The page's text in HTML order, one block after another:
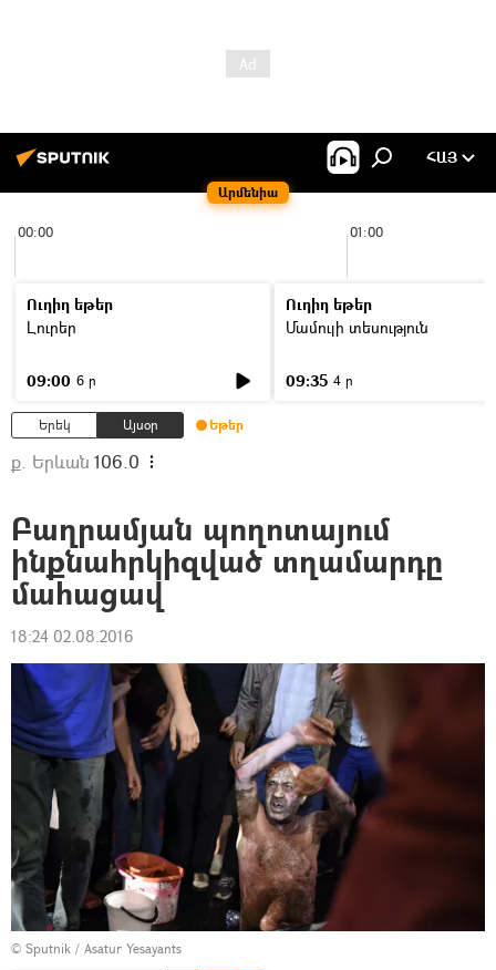
Արմենիա
ՀԱՅ
00:00 01:00
Ուղիղ եթեր
Լուրեր
09:00 6 ր
Ուղիղ եթեր
Մամուլի տեսություն
09:35 4 ր
Երեկ Այսօր Եթեր
ք. Երևան 106.0
Բաղրամյան պողոտայում
ինքնահրկիզված տղամարդը
մահացավ
18:24 02.08.2016
© Sputnik / Asatur Yesayants